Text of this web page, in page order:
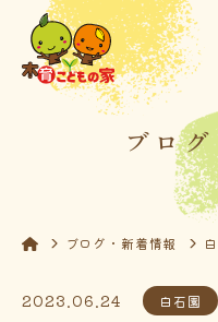
ブロ
ブログ・新着情報
2023.06.24 白石園